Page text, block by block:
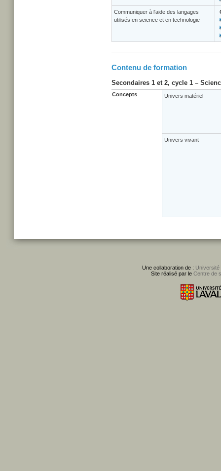
Communiquer à l'aide des langages
utilisés en science et en technologie
Contenu de formation
Secondaires 1 et 2, cycle 1 –
Concepts Univers matériel
Univers vivant
Une collaboration de : Université
Site réalisé par le Centre de